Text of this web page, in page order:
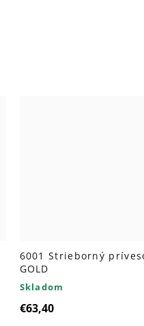
6001 Strieborný
GOLD
Skladom
€63,40